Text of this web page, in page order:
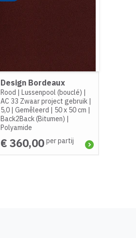
Design Bordeaux
Rood | Lussenpool (bouclé) |
AC 33 Zwaar project gebruik|
5,0| Gemêleerd | 50 x 50 cm |
Back2Back (Bitumen) |
Polyamide
€ 360,00 per partij